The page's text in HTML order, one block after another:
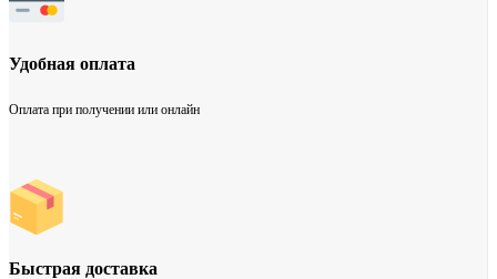
Удобная оплата
Оплата при получении или онлайн
Быстрая доставка